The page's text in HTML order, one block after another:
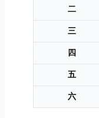
二
三
四
五
六